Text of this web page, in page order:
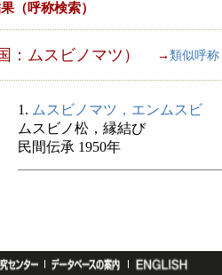
（呼称検索）
：ムスビノマツ） → 類似呼称
1. ムスビノマツ，エンムスビ
ムスビノ松，縁結び
民間伝承 1950年